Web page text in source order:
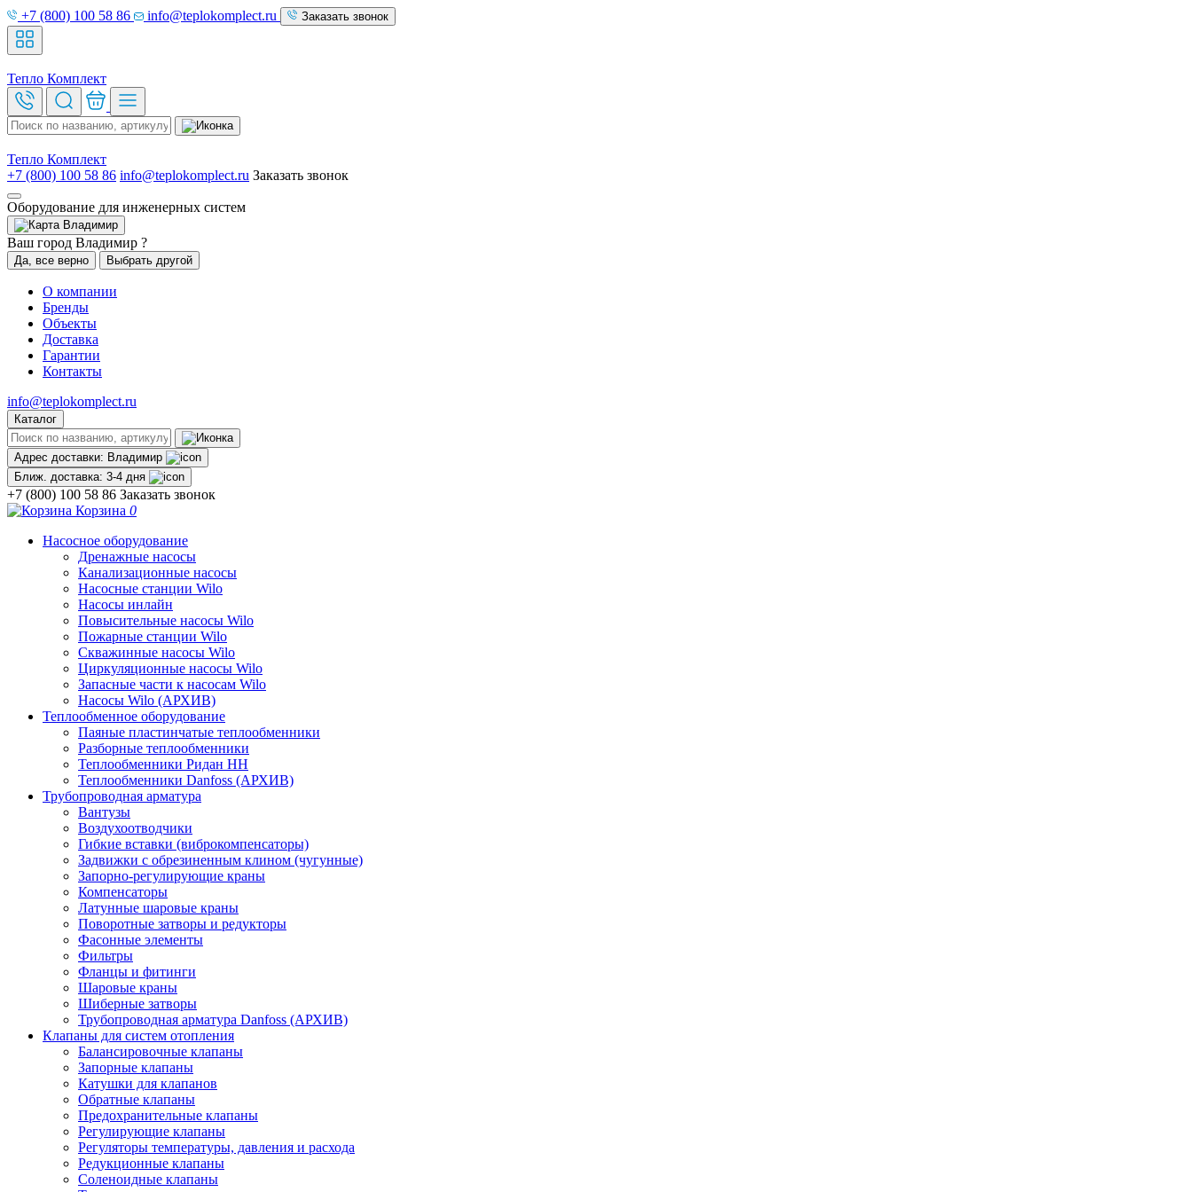
+7 (800) 100 58 86 info@teplokomplect.ru Заказать звонок
Тепло Комплект
Тепло Комплект
+7 (800) 100 58 86 info@teplokomplect.ru Заказать звонок
Оборудование для инженерных систем
Владимир
Ваш город Владимир ?
Да, все верно Выбрать другой
О компании
Бренды
Объекты
Доставка
Гарантии
Контакты
info@teplokomplect.ru
Каталог
Адрес доставки: Владимир
Ближ. доставка: 3-4 дня
+7 (800) 100 58 86 Заказать звонок
Корзина 0
Насосное оборудование
Дренажные насосы
Канализационные насосы
Насосные станции Wilo
Насосы инлайн
Повысительные насосы Wilo
Пожарные станции Wilo
Скважинные насосы Wilo
Циркуляционные насосы Wilo
Запасные части к насосам Wilo
Насосы Wilo (АРХИВ)
Теплообменное оборудование
Паяные пластинчатые теплообменники
Разборные теплообменники
Теплообменники Ридан НН
Теплообменники Danfoss (АРХИВ)
Трубопроводная арматура
Вантузы
Воздухоотводчики
Гибкие вставки (виброкомпенсаторы)
Задвижки с обрезиненным клином (чугунные)
Запорно-регулирующие краны
Компенсаторы
Латунные шаровые краны
Поворотные затворы и редукторы
Фасонные элементы
Фильтры
Фланцы и фитинги
Шаровые краны
Шиберные затворы
Трубопроводная арматура Danfoss (АРХИВ)
Клапаны для систем отопления
Балансировочные клапаны
Запорные клапаны
Катушки для клапанов
Обратные клапаны
Предохранительные клапаны
Регулирующие клапаны
Регуляторы температуры, давления и расхода
Редукционные клапаны
Соленоидные клапаны